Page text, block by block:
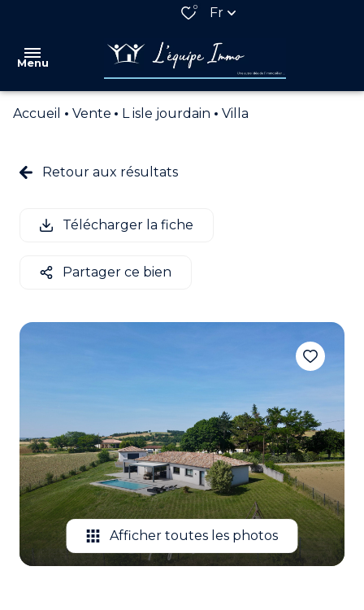
0 Fr
Menu
NOUS
NOS
PARTENAIRES
Accueil Vente L isle jourdain Villa
Retour aux résultats
Télécharger la fiche
Partager ce bien
Afficher toutes les photos